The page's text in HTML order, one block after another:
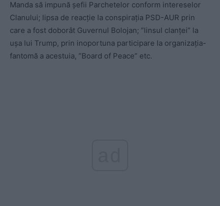
Manda să impună șefii Parchetelor conform intereselor
Clanului; lipsa de reacție la conspirația PSD-AUR prin
care a fost doborât Guvernul Bolojan; ”linsul clanței” la
ușa lui Trump, prin inoportuna participare la organizația-
fantomă a acestuia, ”Board of Peace” etc.